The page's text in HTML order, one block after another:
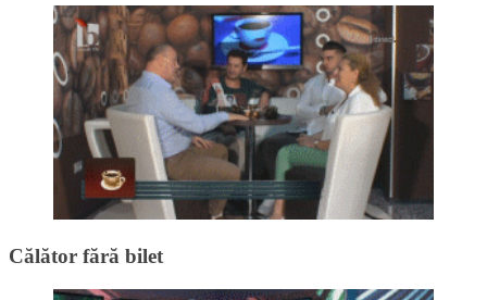
Călător fără bilet